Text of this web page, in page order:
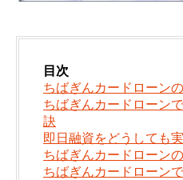
目次
ちばぎんカードローン
ちばぎんカードローン
訣
即日融資をどうしても
ちばぎんカードローン
ちばぎんカードローン